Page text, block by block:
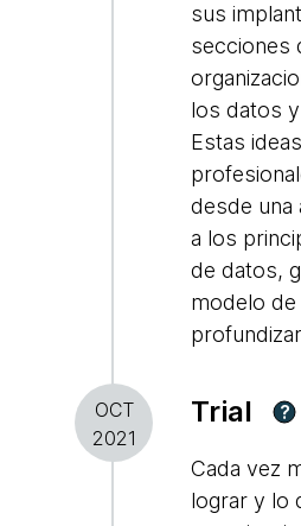
sus
secciones
los datos
Estas
desde una
a los
de datos,
modelo
OCT
2021
Trial ?
Cada vez
lograr y lo